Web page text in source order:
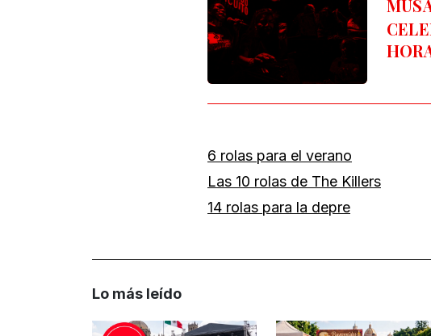
6 rolas para el verano
Las 10 rolas de The Killers
14 rolas para la depre
Lo más leído